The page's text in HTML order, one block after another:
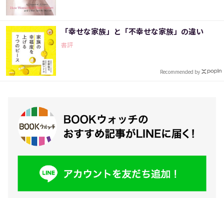
「幸せな家族」と「不幸せな家族」の違い
書評
Recommended by